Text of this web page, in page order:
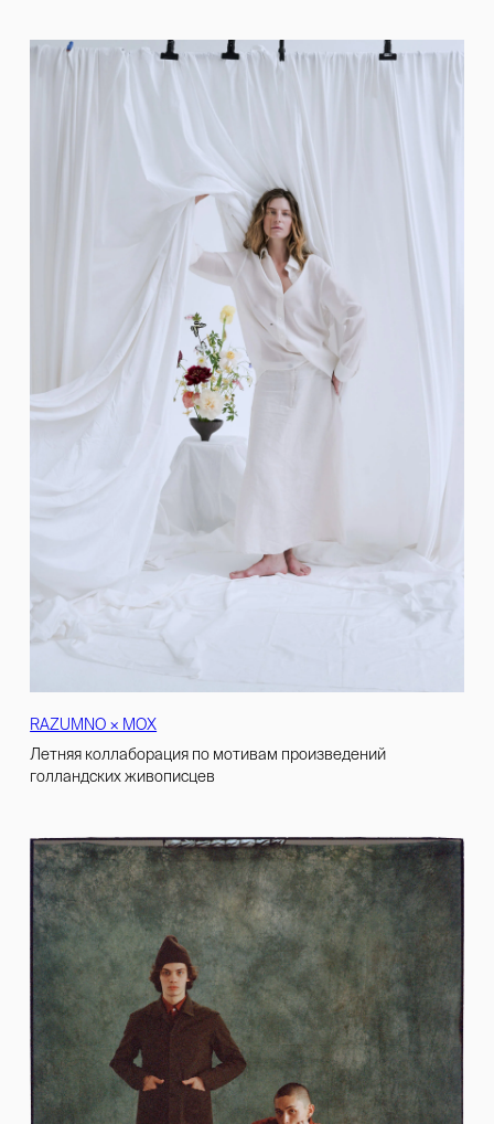
RAZUMNO × MOX
Летняя коллаборация по мотивам произведений
голландских живописцев